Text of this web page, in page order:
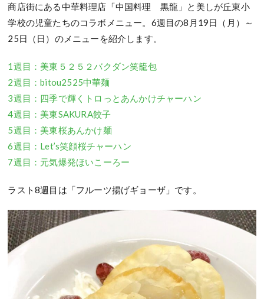
商店街にある中華料理店「中国料理 黒龍」と美しが丘東小
学校の児童たちのコラボメニュー。6週目の8月19日（月）～
25日（日）のメニューを紹介します。
1週目：美東５２５２バクダン笑籠包
2週目：bitou2525中華麺
3週目：四季で輝くトロっとあんかけチャーハン
4週目：美東SAKURA餃子
5週目：美東桜あんかけ麺
6週目：Let’s笑顔桜チャーハン
7週目：元気爆発ほいこーろー
ラスト8週目は「フルーツ揚げギョーザ」です。